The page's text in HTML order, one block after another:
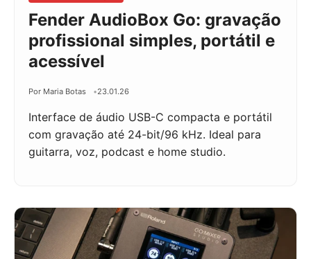
Fender AudioBox Go: gravação
profissional simples, portátil e
acessível
Por Maria Botas 23.01.26
Interface de áudio USB-C compacta e portátil
com gravação até 24-bit/96 kHz. Ideal para
guitarra, voz, podcast e home studio.